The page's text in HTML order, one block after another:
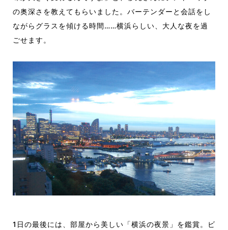
の奥深さを教えてもらいました。バーテンダーと会話をし
ながらグラスを傾ける時間……横浜らしい、大人な夜を過
ごせます。
1日の最後には、部屋から美しい「横浜の夜景」を鑑賞。ビ